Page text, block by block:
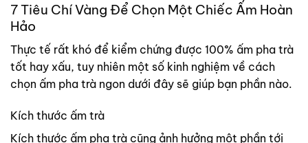
7 Tiêu Chí Vàng Để Chọn Một Chiếc Ấm Hoàn
Hảo
Thực tế rất khó để kiểm chứng được 100% ấm pha trà
tốt hay xấu, tuy nhiên một số kinh nghiệm về cách
chọn ấm pha trà ngon dưới đây sẽ giúp bạn phần nào.
Kích thước ấm trà
Kích thước ấm pha trà cũng ảnh hưởng một phần tới